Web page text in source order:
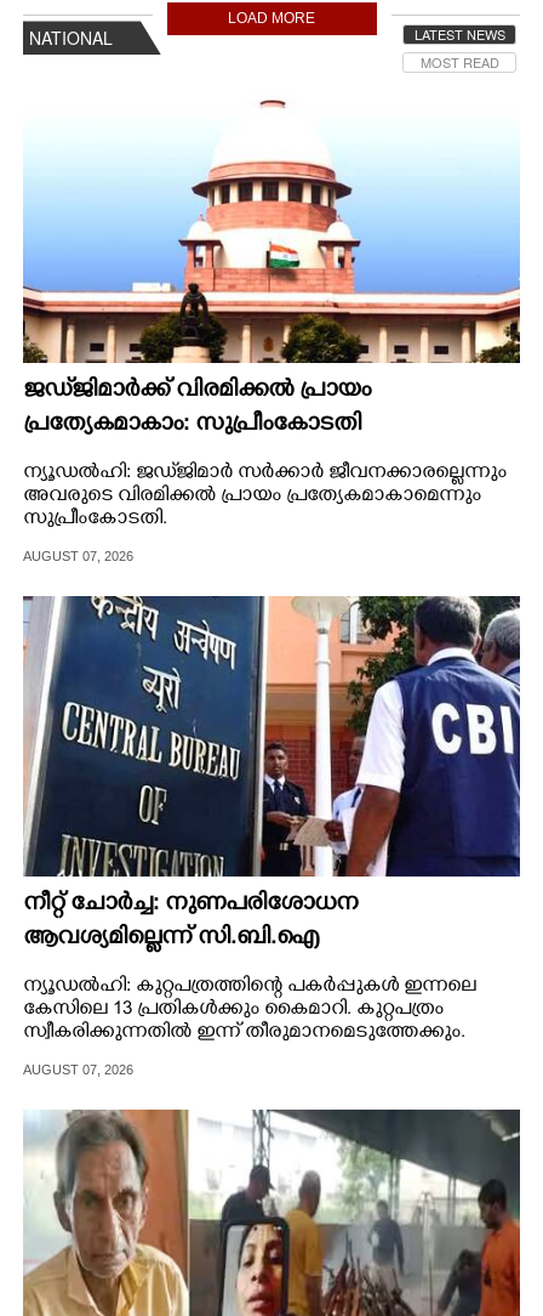
LOAD MORE
NATIONAL
LATEST NEWS
MOST READ
ജഡ്‌ജിമാർക്ക് വിരമിക്കൽ പ്രായം
പ്രത്യേകമാകാം: സുപ്രീംകോടതി
ന്യൂഡൽഹി: ജഡ്‌ജിമാർ സർക്കാർ ജീവനക്കാരല്ലെന്നും ​
അവരുടെ വിരമിക്കൽ പ്രായം പ്രത്യേകമാകാമെന്നും
സുപ്രീംകോടതി.
AUGUST 07, 2026
നീറ്റ് ചോർച്ച: നുണപരിശോധന
ആവശ്യമില്ലെന്ന് സി.ബി.ഐ
ന്യൂഡൽഹി: കുറ്റപത്രത്തിന്റെ പകർപ്പുകൾ ഇന്നലെ
കേസിലെ 13 പ്രതികൾക്കും കൈമാറി. കുറ്റപത്രം
സ്വീകരിക്കുന്നതിൽ ഇന്ന് തീരുമാനമെടുത്തേക്കും.
AUGUST 07, 2026